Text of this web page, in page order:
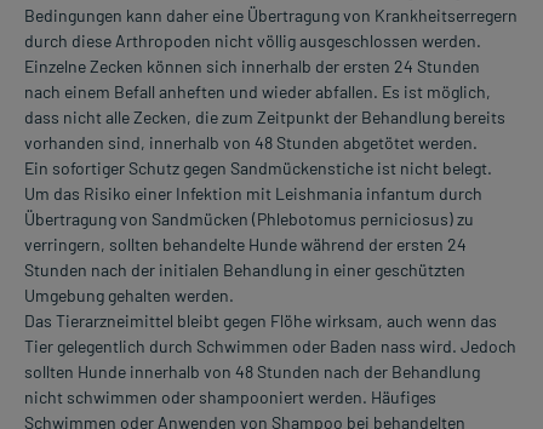
Bedingungen kann daher eine Übertragung von Krankheitserregern
durch diese Arthropoden nicht völlig ausgeschlossen werden.
Einzelne Zecken können sich innerhalb der ersten 24 Stunden
nach einem Befall anheften und wieder abfallen. Es ist möglich,
dass nicht alle Zecken, die zum Zeitpunkt der Behandlung bereits
vorhanden sind, innerhalb von 48 Stunden abgetötet werden.
Ein sofortiger Schutz gegen Sandmückenstiche ist nicht belegt.
Um das Risiko einer Infektion mit Leishmania infantum durch
Übertragung von Sandmücken (Phlebotomus perniciosus) zu
verringern, sollten behandelte Hunde während der ersten 24
Stunden nach der initialen Behandlung in einer geschützten
Umgebung gehalten werden.
Das Tierarzneimittel bleibt gegen Flöhe wirksam, auch wenn das
Tier gelegentlich durch Schwimmen oder Baden nass wird. Jedoch
sollten Hunde innerhalb von 48 Stunden nach der Behandlung
nicht schwimmen oder shampooniert werden. Häufiges
Schwimmen oder Anwenden von Shampoo bei behandelten